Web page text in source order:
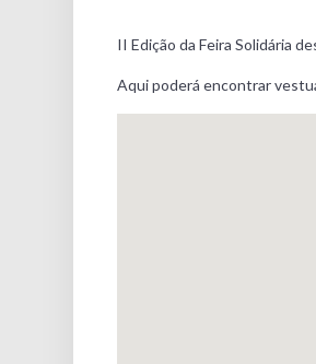
II Edição da Feira Solidária
Aqui poderá encontrar